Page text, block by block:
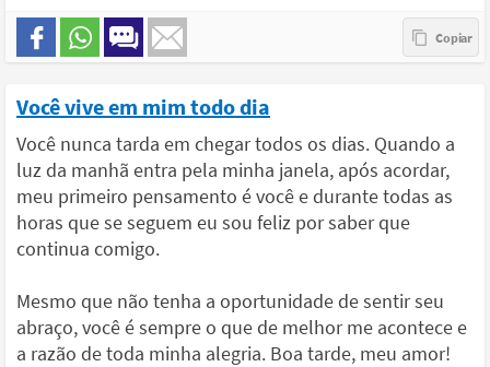
Você vive em mim todo dia
Você nunca tarda em chegar todos os dias. Quando a
luz da manhã entra pela minha janela, após acordar,
meu primeiro pensamento é você e durante todas as
horas que se seguem eu sou feliz por saber que
continua comigo.
Mesmo que não tenha a oportunidade de sentir seu
abraço, você é sempre o que de melhor me acontece e
a razão de toda minha alegria. Boa tarde, meu amor!